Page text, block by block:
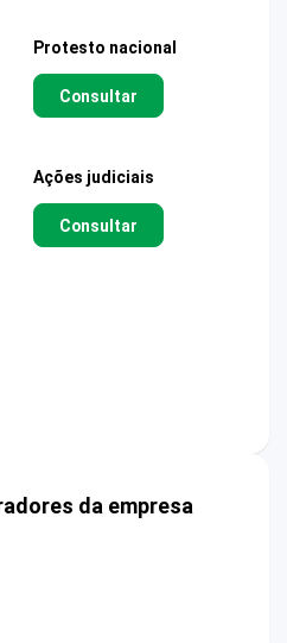
Protesto nacional
Consultar
Ações judiciais
Consultar
da empresa